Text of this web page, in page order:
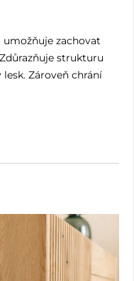
zachovat
strukturu
Zároveň chrání